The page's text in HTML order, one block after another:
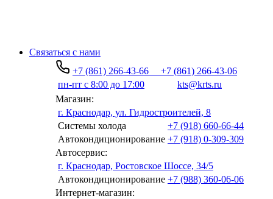
Связаться с нами
+7 (861) 266-43-66
+7 (861) 266-43-06
пн-пт с 8:00 до 17:00
kts@krts.ru
Магазин:
г. Краснодар, ул. Гидростроителей, 8
Системы холода
+7 (918) 660-66-44
Автокондиционирование +7 (918) 0-309-309
Автосервис:
г. Краснодар, Ростовское Шоссе, 34/5
Автокондиционирование +7 (988) 360-06-06
Интернет-магазин: